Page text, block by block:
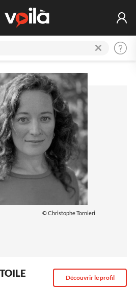
© Christophe Tornieri
Découvrir le profil